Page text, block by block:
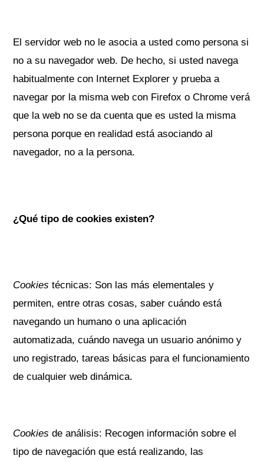
El servidor web no le asocia a usted como persona si
no a su navegador web. De hecho, si usted navega
habitualmente con Internet Explorer y prueba a
navegar por la misma web con Firefox o Chrome verá
que la web no se da cuenta que es usted la misma
persona porque en realidad está asociando al
navegador, no a la persona.
¿Qué tipo de cookies existen?
Cookies técnicas: Son las más elementales y
permiten, entre otras cosas, saber cuándo está
navegando un humano o una aplicación
automatizada, cuándo navega un usuario anónimo y
uno registrado, tareas básicas para el funcionamiento
de cualquier web dinámica.
Cookies de análisis: Recogen información sobre el
tipo de navegación que está realizando, las